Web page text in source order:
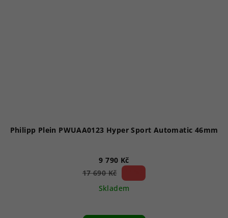
Philipp Plein PWUAA0123 Hyper Sport Automatic 46mm
9 790 Kč
17 690 Kč
Skladem